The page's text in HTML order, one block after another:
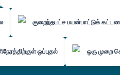
குறைந்தபட்ச பயன்பாட்டுக்
ஒப்புதல் ஒரு முறை